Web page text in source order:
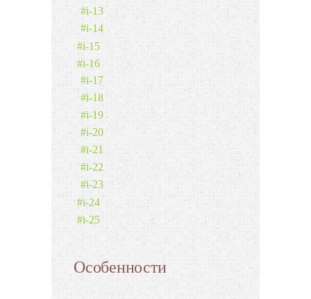
#i-13
#i-14
#i-15
#i-16
#i-17
#i-18
#i-19
#i-20
#i-21
#i-22
#i-23
#i-24
#i-25
Особенности